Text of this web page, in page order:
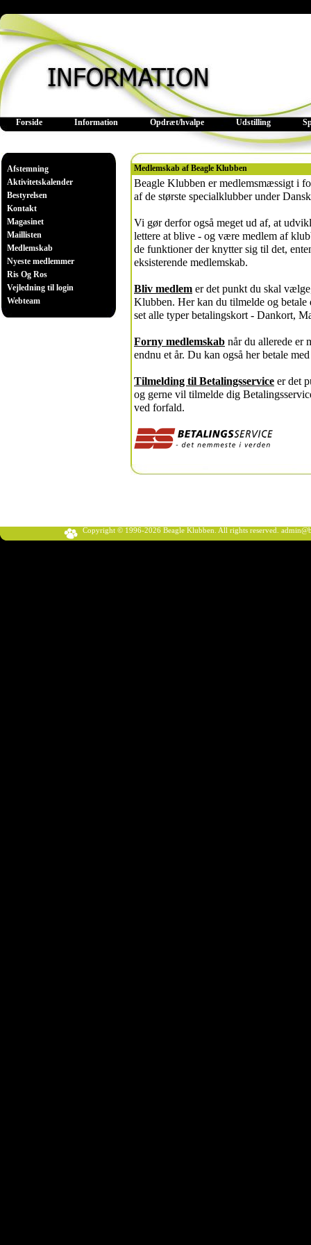
Forside Information Opdræt/hvalpe Udstilling
Afstemning
Aktivitetskalender
Bestyrelsen
Kontakt
Magasinet
Maillisten
Medlemskab
Nyeste medlemmer
Ris Og Ros
Vejledning til login
Webteam
Medlemskab af Beagle Klubben
Beagle Klubben er medlemsmæssigt i
af de største specialklubber under
Vi gør derfor også meget ud af, at
lettere at blive - og være medlem af
de funktioner der knytter sig til det,
eksisterende medlemskab.
Bliv medlem er det punkt du skal
Klubben. Her kan du tilmelde og
set alle typer betalingskort - Dankort,
Forny medlemskab når du allerede er
endnu et år. Du kan også her betale
Tilmelding til Betalingsservice er det
og gerne vil tilmelde dig
ved forfald.
Copyright © 1996-2026 Beagle Klubben. All rights reserved.